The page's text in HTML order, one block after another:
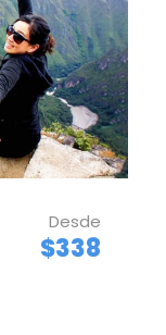
Desde
$338